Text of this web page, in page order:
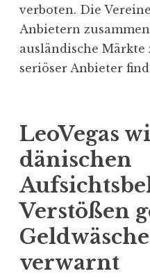
verboten. Die
Anbietern
ausländische Märkte
seriöser Anbieter
LeoVegas
dänischen
Verstößen
verwarnt